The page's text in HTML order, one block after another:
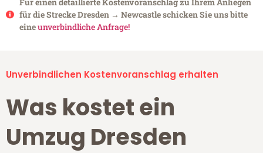
für die Strecke Dresden → Newcastle schicken Sie uns bitte
eineunverbindliche Anfrage!
Unverbindlichen Kostenvoranschlag erhalten
Was kostet ein
Umzug Dresden